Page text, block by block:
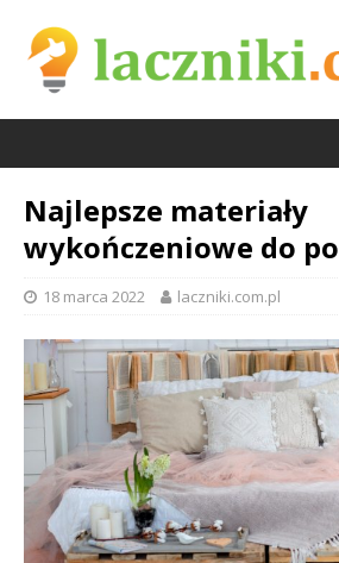
Najlepsze materiały
wykończeniowe do
18 marca 2022 laczniki.com.pl